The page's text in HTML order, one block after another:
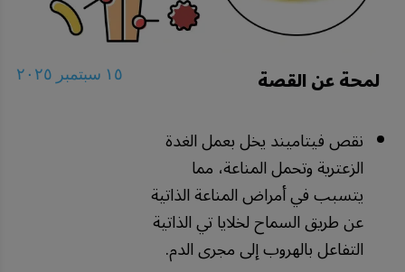
١٥ سبتمبر ٢٠٢٥
لمحة عن القصة
نقص فيتاميند يخل بعمل الغدة
الزعترية وتحمل المناعة، مما
يتسبب في أمراض المناعة الذاتية
عن طريق السماح لخلايا تي الذاتية
التفاعل بالهروب إلى مجرى الدم.